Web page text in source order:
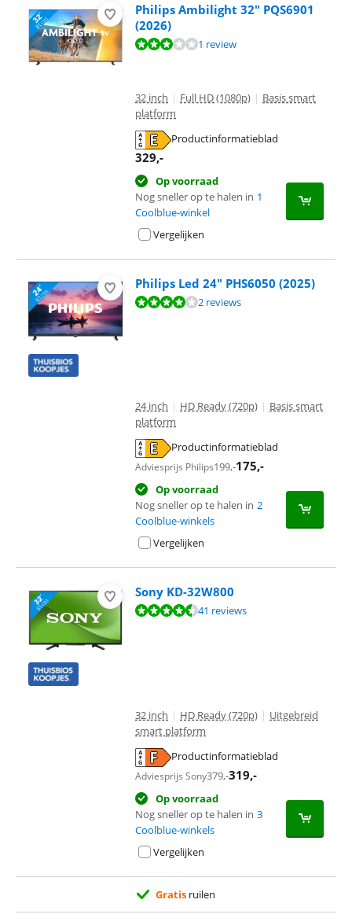
Philips Ambilight 32" PQS6901
(2026)
Beoordeling is 6,0 van de 10, gebaseerd op 1 review.
1 review
32 inch | Full HD (1080p) | Basis smart
platform
Productinformatieblad
329,-
Op voorraad
Nog sneller op te halen in 1
Coolblue-winkel
Vergelijken
Philips Led 24" PHS6050 (2025)
Beoordeling is 7,6 van de 10, gebaseerd op 2 reviews.
2 reviews
24 inch | HD Ready (720p) | Basis smart
platform
Productinformatieblad
Adviesprijs Philips199,-175,-
Op voorraad
Nog sneller op te halen in 2
Coolblue-winkels
Vergelijken
Sony KD-32W800
Beoordeling is 8,6 van de 10, gebaseerd op 41 reviews.
41 reviews
32 inch | HD Ready (720p) | Uitgebreid
smart platform
Productinformatieblad
Adviesprijs Sony379,-319,-
Op voorraad
Nog sneller op te halen in 3
Coolblue-winkels
Vergelijken
Gratis ruilen